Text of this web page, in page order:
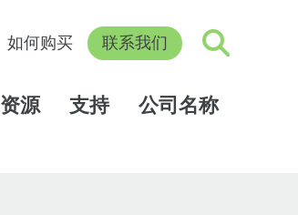
如何购买 联系我们
资源 支持 公司名称